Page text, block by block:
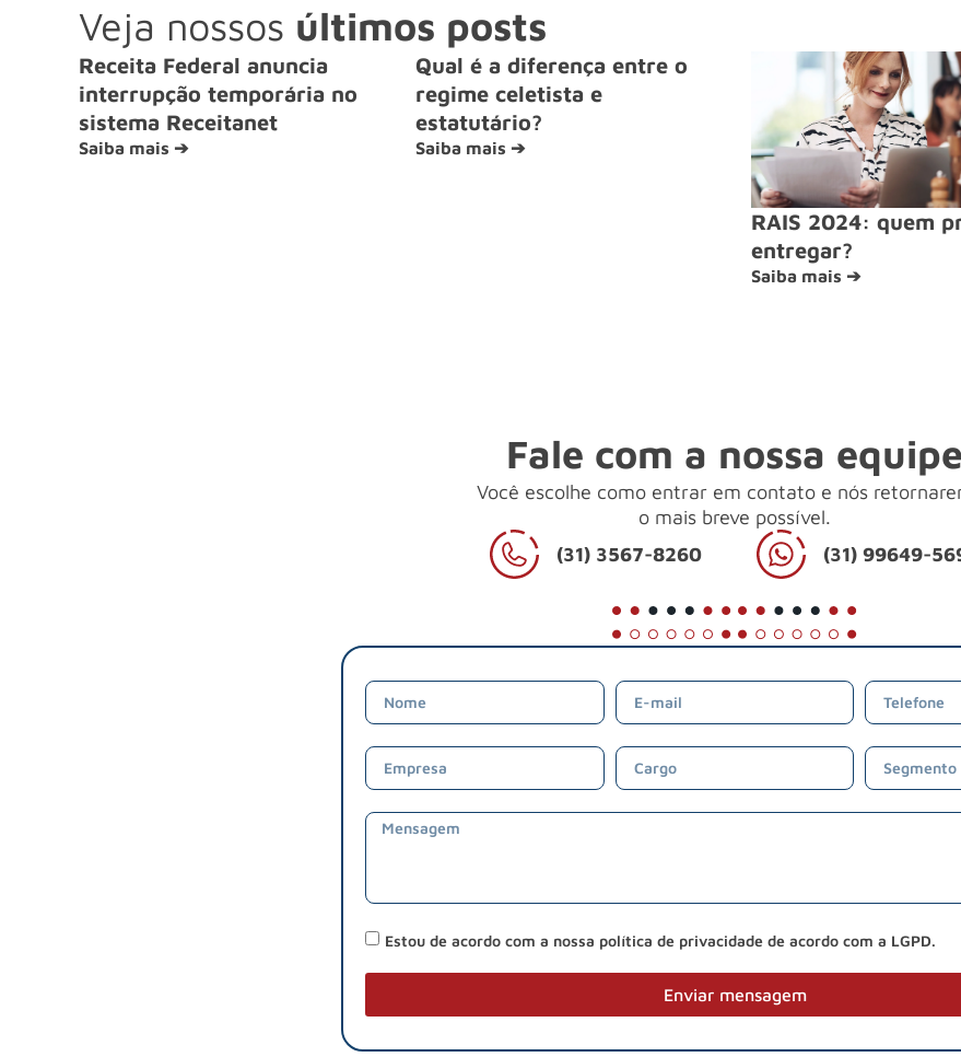
Veja nossos últimos posts
Receita Federal anuncia
interrupção temporária no
sistema Receitanet
Saiba mais ➔
Qual é a diferença entre o
regime celetista e
estatutário?
Saiba mais ➔
RAIS 2024: quem
entregar?
Saiba mais ➔
Fale com a nossa equipe
Você escolhe como entrar em contato e nós
o mais breve possível.
(31) 3567-8260
(31) 99649-
Estou de acordo com a nossa política de privacidade de acordo com a LGPD.
Enviar mensagem